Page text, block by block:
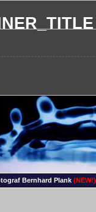
Bernhard Plank (NEW!)